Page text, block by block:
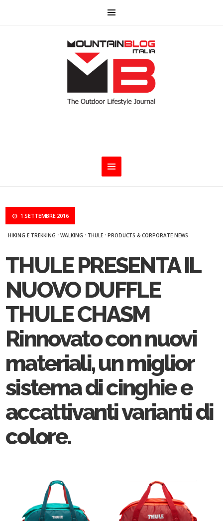
1 SETTEMBRE 2016
HIKING E TREKKING ·WALKING · THULE ·PRODUCTS & CORPORATE NEWS
THULE PRESENTA IL
NUOVO DUFFLE
THULE CHASM
Rinnovato con nuovi
materiali, un miglior
sistema di cinghie e
accattivanti varianti di
colore.